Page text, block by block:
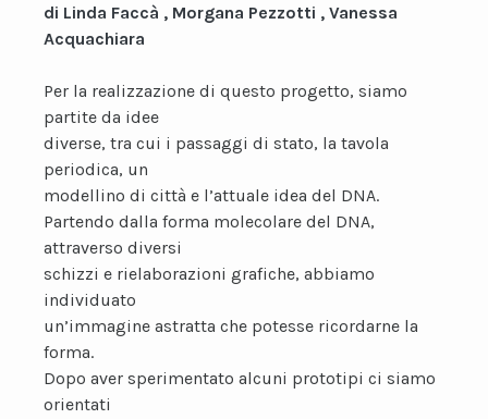
di Linda Faccà , Morgana Pezzotti , Vanessa
Acquachiara
Per la realizzazione di questo progetto, siamo
partite da idee
diverse, tra cui i passaggi di stato, la tavola
periodica, un
modellino di città e l’attuale idea del DNA.
Partendo dalla forma molecolare del DNA,
attraverso diversi
schizzi e rielaborazioni grafiche, abbiamo
individuato
un’immagine astratta che potesse ricordarne la
forma.
Dopo aver sperimentato alcuni prototipi ci siamo
orientati